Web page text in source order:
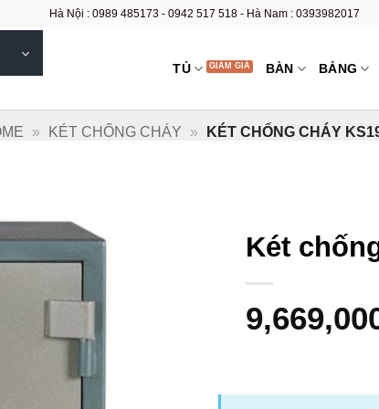
Hà Nội : 0989 485173 - 0942 517 518 - Hà Nam : 0393982017
TỦ BÀN BẢNG
» KÉT CHỐNG CHÁY » KÉT CHỐNG CHÁY
Két